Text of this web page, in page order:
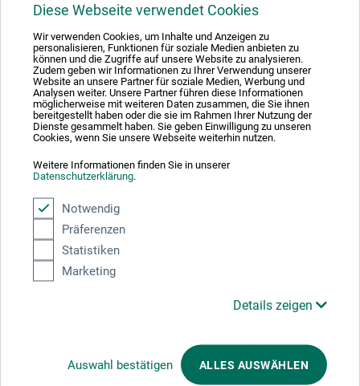
Diese Webseite verwendet Cookies
Wir verwenden Cookies, um Inhalte und Anzeigen zu
personalisieren, Funktionen für soziale Medien anbieten zu
können und die Zugriffe auf unsere Website zu analysieren.
Zudem geben wir Informationen zu Ihrer Verwendung unserer
Website an unsere Partner für soziale Medien, Werbung und
Analysen weiter. Unsere Partner führen diese Informationen
möglicherweise mit weiteren Daten zusammen, die Sie ihnen
bereitgestellt haben oder die sie im Rahmen Ihrer Nutzung der
Dienste gesammelt haben. Sie geben Einwilligung zu unseren
Cookies, wenn Sie unsere Webseite weiterhin nutzen.
Weitere Informationen finden Sie in unserer
Datenschutzerklärung.
Notwendig
Präferenzen
Statistiken
Marketing
Details zeigen
Auswahl bestätigen ALLES AUSWÄHLEN
Absolut sikker
ANNULLER BESTILLING